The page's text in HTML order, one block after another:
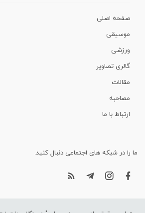
صفحه اصلی
موسیقی
ورزشی
گالری تصاویر
مقالات
مصاحبه
ارتباط با ما
ما را در شبکه های اجتماعی دنبال کنید.